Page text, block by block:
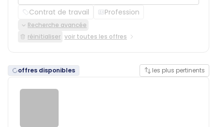
Contrat de travail Profession
Recherche avancée
réinitialiser voir toutes les offres
offres disponibles les plus pertinents